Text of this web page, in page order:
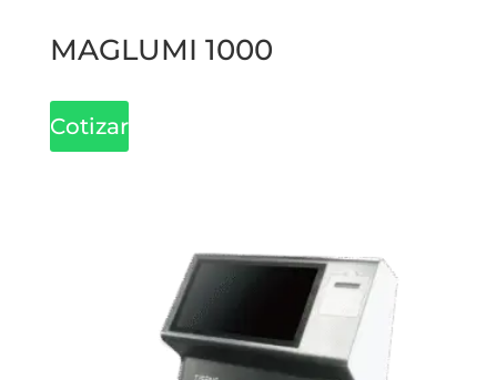
MAGLUMI 1000
Cotizar